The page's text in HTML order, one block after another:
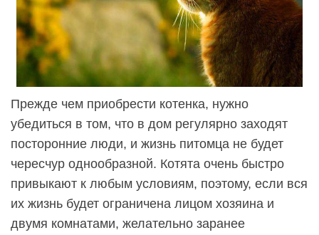
Прежде чем приобрести котенка, нужно
убедиться в том, что в дом регулярно заходят
посторонние люди, и жизнь питомца не будет
чересчур однообразной. Котята очень быстро
привыкают к любым условиям, поэтому, если вся
их жизнь будет ограничена лицом хозяина и
двумя комнатами, желательно заранее